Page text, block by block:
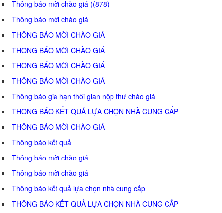
Thông báo mời chào giá ((878)
Thông báo mời chào giá
THÔNG BÁO MỜI CHÀO GIÁ
THÔNG BÁO MỜI CHÀO GIÁ
THÔNG BÁO MỜI CHÀO GIÁ
THÔNG BÁO MỜI CHÀO GIÁ
Thông báo gia hạn thời gian nộp thư chào giá
THÔNG BÁO KẾT QUẢ LỰA CHỌN NHÀ CUNG CẤP
THÔNG BÁO MỜI CHÀO GIÁ
Thông báo kết quả
Thông báo mời chào giá
Thông báo mời chào giá
Thông báo kết quả lựa chọn nhà cung cấp
THÔNG BÁO KẾT QUẢ LỰA CHỌN NHÀ CUNG CẤP